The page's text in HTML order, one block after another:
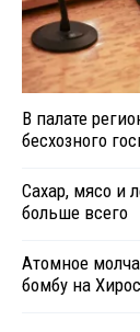
В палате
бесхозного
Сахар, мясо и
больше всего
Атомное
бомбу на